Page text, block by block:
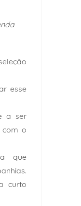
esse
a ser
com o
que
curto